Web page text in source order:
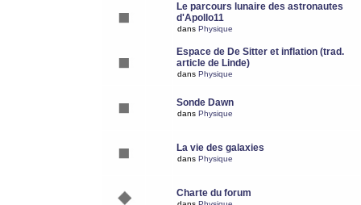
Le parcours lunaire des astronautes
d'Apollo11
dans Physique
Espace de De Sitter et inflation (trad.
article de Linde)
dans Physique
Sonde Dawn
dans Physique
La vie des galaxies
dans Physique
Charte du forum